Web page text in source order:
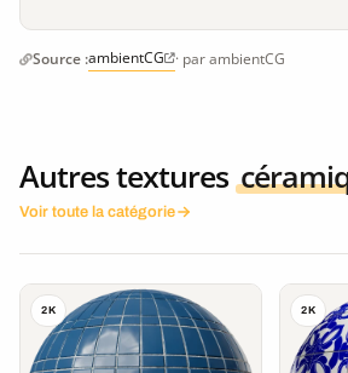
Source :ambientCG · par ambientCG
Autres textures
Voir toute la catégorie
2K 2K